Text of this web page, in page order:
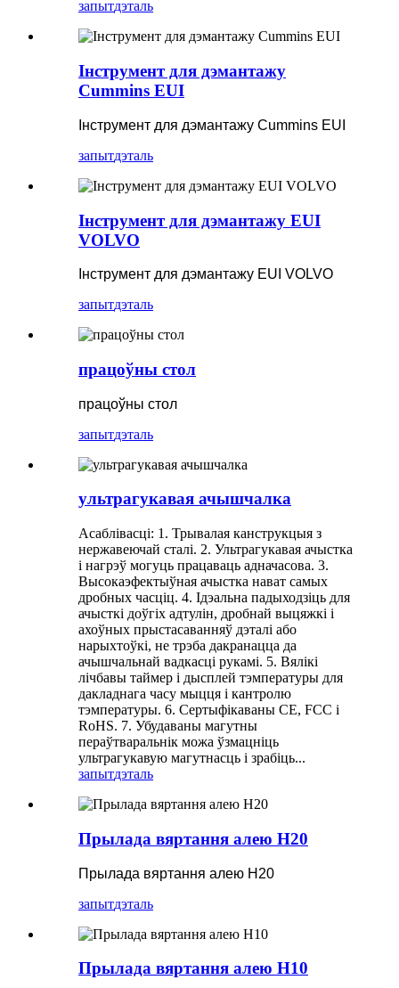
запытдэталь
Інструмент для дэмантажу
Cummins EUI
Інструмент для дэмантажу Cummins EUI
запытдэталь
Інструмент для дэмантажу EUI
VOLVO
Інструмент для дэмантажу EUI VOLVO
запытдэталь
працоўны стол
працоўны стол
запытдэталь
ультрагукавая ачышчалка
Асаблівасці: 1. Трывалая канструкцыя з
нержавеючай сталі. 2. Ультрагукавая ачыстка
і нагрэў могуць працаваць адначасова. 3.
Высокаэфектыўная ачыстка нават самых
дробных часціц. 4. Ідэальна падыходзіць для
ачысткі доўгіх адтулін, дробнай выцяжкі і
ахоўных прыстасаванняў дэталі або
нарыхтоўкі, не трэба дакранацца да
ачышчальнай вадкасці рукамі. 5. Вялікі
лічбавы таймер і дысплей тэмпературы для
дакладнага часу мыцця і кантролю
тэмпературы. 6. Сертыфікаваны CE, FCC і
RoHS. 7. Убудаваны магутны
пераўтваральнік можа ўзмацніць
ультрагукавую магутнасць і зрабіць...
запытдэталь
Прылада вяртання алею H20
Прылада вяртання алею H20
запытдэталь
Прылада вяртання алею H10